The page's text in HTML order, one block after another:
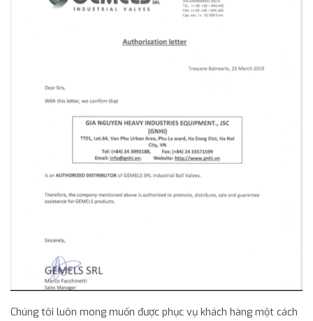
Chúng tôi luôn mong muốn được phục vụ khách hàng một cách